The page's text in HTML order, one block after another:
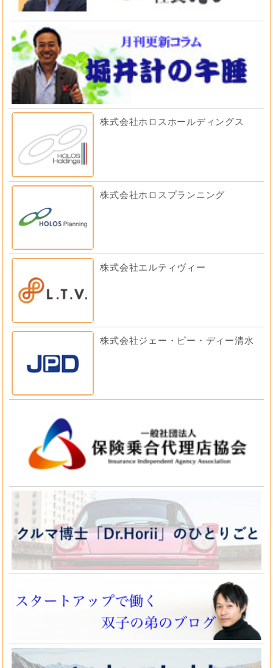
株式会社ホロスホールディングス
株式会社ホロスプランニング
株式会社エルティヴィー
株式会社ジェー・ピー・ディー清水